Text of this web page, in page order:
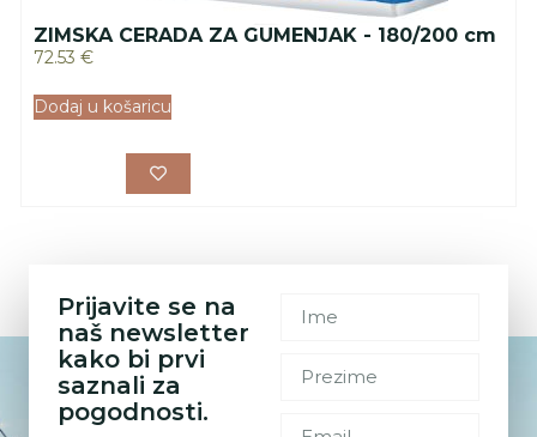
ZIMSKA CERADA ZA GUMENJAK - 180/200 cm
72.53 €
Dodaj u košaricu
Prijavite se na
naš newsletter
kako bi prvi
saznali za
pogodnosti.